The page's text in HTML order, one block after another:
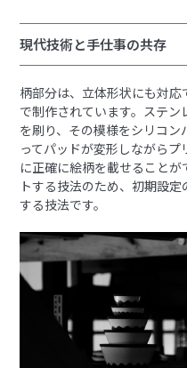
現代技術と手仕事の共存
柄部分は、立体形状にも対
で制作されています。ステ
を刷り、その模様をシリコ
ってパッドが変形しながら
に正確に絵柄を載せること
トする技法のため、初期設
する技法です。